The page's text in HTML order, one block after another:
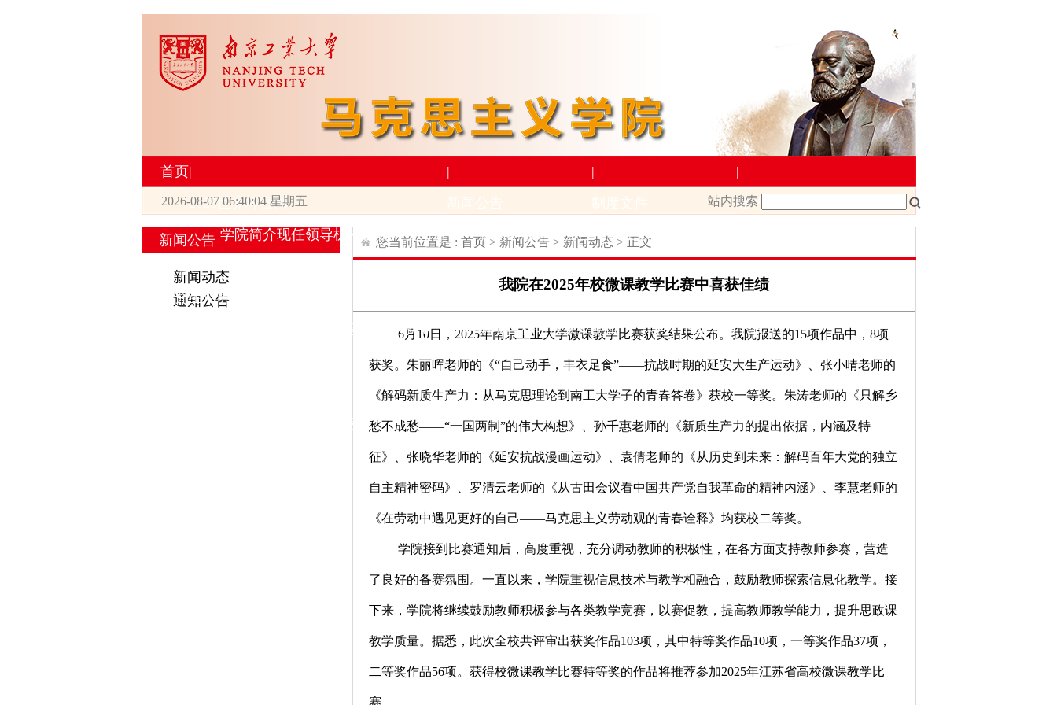
首页|
2026世界杯官网
学院简介现任领导机构设置师资力量
|
新闻动态 通知公告
|
上级文件
|
教学管理
研究生培养
学生活动 招生与就业
科研项目科研成果及奖励
学生下载教师下载
工会活动
2026-08-07 06:40:04 星期五 站内搜索
新闻公告
新闻动态
通知公告
您当前位置是 : 首页> 新闻公告> 新闻动态 > 正文
我院在2025年校微课教学比赛中喜获佳绩
6月10日，2025年南京工业大学微课教学比赛获奖结果公布。我院报送的15项作品中，8项
获奖。朱丽晖老师的《“自己动手，丰衣足食”——抗战时期的延安大生产运动》、张小晴老师的
《解码新质生产力：从马克思理论到南工大学子的青春答卷》获校一等奖。朱涛老师的《只解乡
愁不成愁——“一国两制”的伟大构想》、孙千惠老师的《新质生产力的提出依据，内涵及特
征》、张晓华老师的《延安抗战漫画运动》、袁倩老师的《从历史到未来：解码百年大党的独立
自主精神密码》、罗清云老师的《从古田会议看中国共产党自我革命的精神内涵》、李慧老师的
《在劳动中遇见更好的自己——马克思主义劳动观的青春诠释》均获校二等奖。
学院接到比赛通知后，高度重视，充分调动教师的积极性，在各方面支持教师参赛，营造
了良好的备赛氛围。一直以来，学院重视信息技术与教学相融合，鼓励教师探索信息化教学。接
下来，学院将继续鼓励教师积极参与各类教学竞赛，以赛促教，提高教师教学能力，提升思政课
教学质量。据悉，此次全校共评审出获奖作品103项，其中特等奖作品10项，一等奖作品37项，
二等奖作品56项。获得校微课教学比赛特等奖的作品将推荐参加2025年江苏省高校微课教学比
赛。